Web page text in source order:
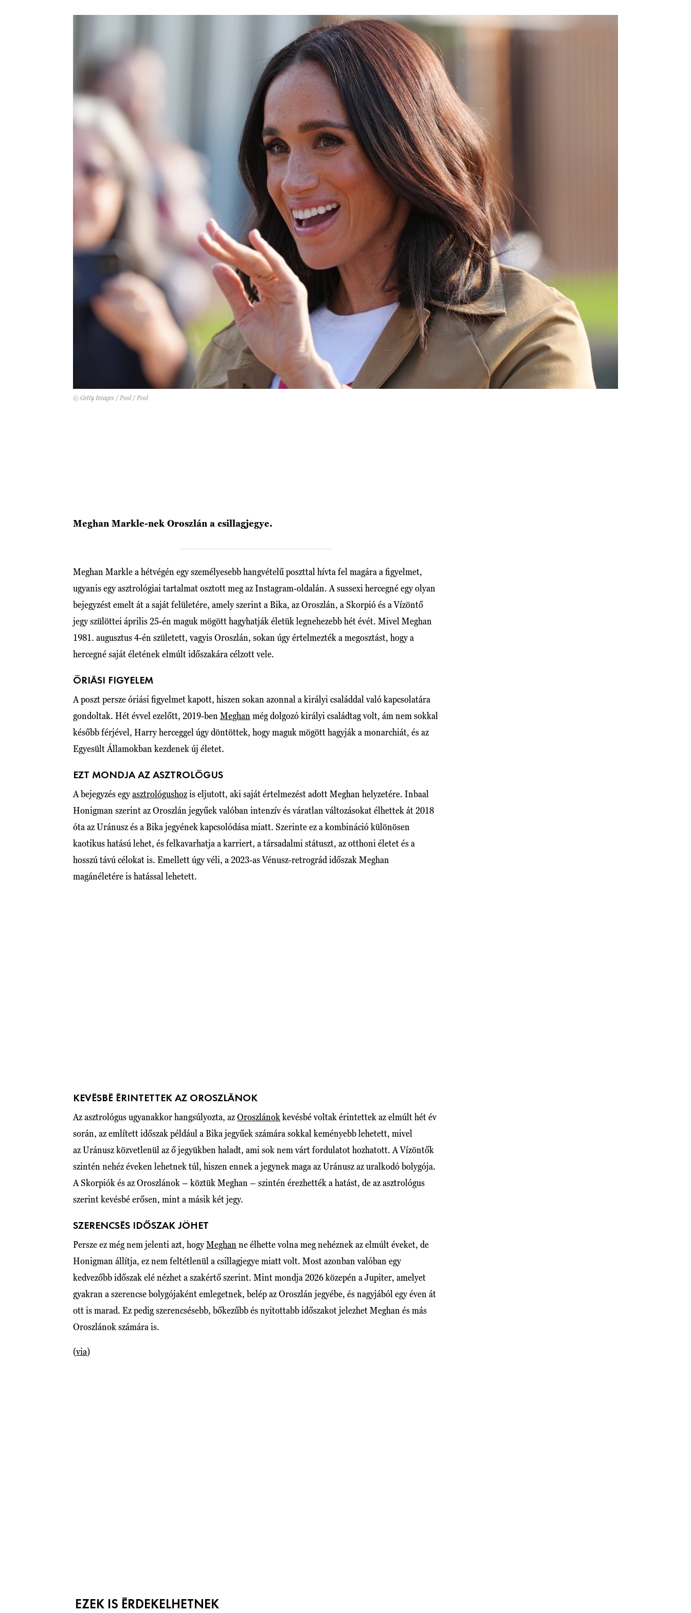
© Getty Images / Pool / Pool
Meghan Markle-nek Oroszlán a csillagjegye.
Meghan Markle a hétvégén egy személyesebb hangvételű poszttal hívta fel magára a figyelmet,
ugyanis egy asztrológiai tartalmat osztott meg az Instagram-oldalán. A sussexi hercegné egy olyan
bejegyzést emelt át a saját felületére, amely szerint a Bika, az Oroszlán, a Skorpió és a Vízöntő
jegy szülöttei április 25-én maguk mögött hagyhatják életük legnehezebb hét évét. Mivel Meghan
1981. augusztus 4-én született, vagyis Oroszlán, sokan úgy értelmezték a megosztást, hogy a
hercegné saját életének elmúlt időszakára célzott vele.
ÓRIÁSI FIGYELEM
A poszt persze óriási figyelmet kapott, hiszen sokan azonnal a királyi családdal való kapcsolatára
gondoltak. Hét évvel ezelőtt, 2019-ben Meghan még dolgozó királyi családtag volt, ám nem sokkal
később férjével, Harry herceggel úgy döntöttek, hogy maguk mögött hagyják a monarchiát, és az
Egyesült Államokban kezdenek új életet.
EZT MONDJA AZ ASZTROLÓGUS
A bejegyzés egyasztrológushozis eljutott, aki saját értelmezést adott Meghan helyzetére. Inbaal
Honigman szerint az Oroszlán jegyűek valóban intenzív és váratlan változásokat élhettek át 2018
óta az Uránusz és a Bika jegyének kapcsolódása miatt. Szerinte ez a kombináció különösen
kaotikus hatású lehet, és felkavarhatja a karriert, a társadalmi státuszt, az otthoni életet és a
hosszú távú célokat is. Emellett úgy véli, a 2023-as Vénusz-retrográd időszak Meghan
magánéletére is hatással lehetett.
KEVÉSBÉ ÉRINTETTEK AZ OROSZLÁNOK
Az asztrológus ugyanakkor hangsúlyozta, azOroszlánokkevésbé voltak érintettek az elmúlt hét év
során, az említett időszak például a Bika jegyűek számára sokkal keményebb lehetett, mivel
az Uránusz közvetlenül az ő jegyükben haladt, ami sok nem várt fordulatot hozhatott. A Vízöntők
szintén nehéz éveken lehetnek túl, hiszen ennek a jegynek maga az Uránusz az uralkodó bolygója.
A Skorpiók és az Oroszlánok – köztük Meghan – szintén érezhették a hatást, de az asztrológus
szerint kevésbé erősen, mint a másik két jegy.
SZERENCSÉS IDŐSZAK JÖHET
Persze ez még nem jelenti azt, hogyMeghan ne élhette volna meg nehéznek az elmúlt éveket, de
Honigman állítja, ez nem feltétlenül a csillagjegye miatt volt. Most azonban valóban egy
kedvezőbb időszak elé nézhet a szakértő szerint. Mint mondja 2026 közepén a Jupiter, amelyet
gyakran a szerencse bolygójaként emlegetnek, belép az Oroszlán jegyébe, és nagyjából egy éven át
ott is marad. Ez pedig szerencsésebb, bőkezűbb és nyitottabb időszakot jelezhet Meghan és más
Oroszlánok számára is.
(via)
EZEK IS ÉRDEKELHETNEK